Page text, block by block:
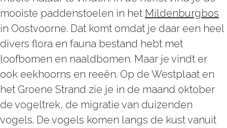
mooiste paddenstoelen in het Mildenburgbos
in Oostvoorne. Dat komt omdat je daar een heel
divers flora en fauna bestand hebt met
loofbomen en naaldbomen. Maar je vindt er
ook eekhoorns en reeën. Op de Westplaat en
het Groene Strand zie je in de maand oktober
de vogeltrek, de migratie van duizenden
vogels. De vogels komen langs de kust vanuit